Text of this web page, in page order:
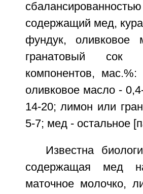
содержащий мед,
фундук, оливковое
гранатовый сок
компонентов,
оливковое масло -
14-20; лимон или
5-7; мед - остальное
Известна
содержащая мед
маточное молочко,